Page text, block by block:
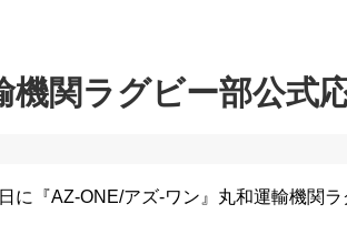
機関ラグビー部公式
に『AZ-ONE/アズ-ワン』丸和運輸機関